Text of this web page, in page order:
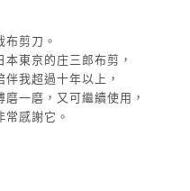
剪刀。
東京的庄三郎布剪，
我超過十年以上，
一磨，又可繼續使用，
感謝它。